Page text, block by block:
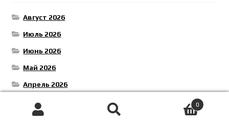
Август 2026
Июль 2026
Июнь 2026
Май 2026
Апрель 2026
Март 2026
Февраль 2026
0